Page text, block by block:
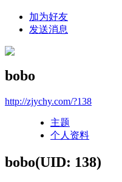
加为好友
发送消息
bobo
http://zjychy.com/?138
主题
个人资料
bobo(UID: 138)